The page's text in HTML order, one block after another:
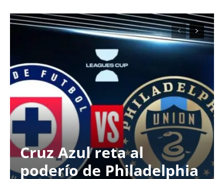
Cruz Azul reta al
poderío de Philadelphia